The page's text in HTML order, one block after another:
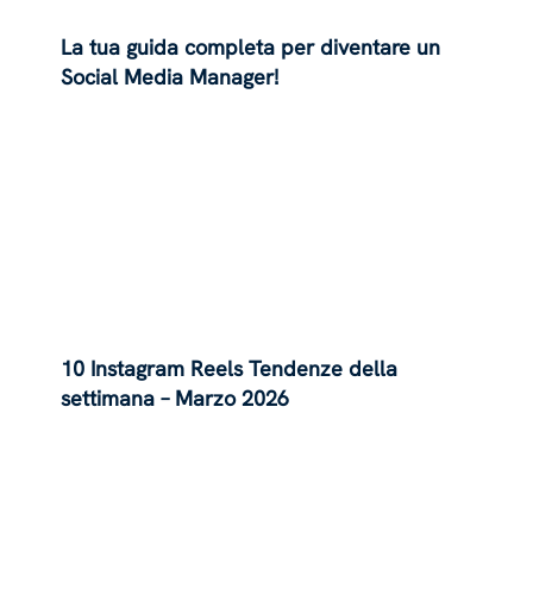
La tua guida completa per diventare un
Social Media Manager!
10 Instagram Reels Tendenze della
settimana – Marzo 2026